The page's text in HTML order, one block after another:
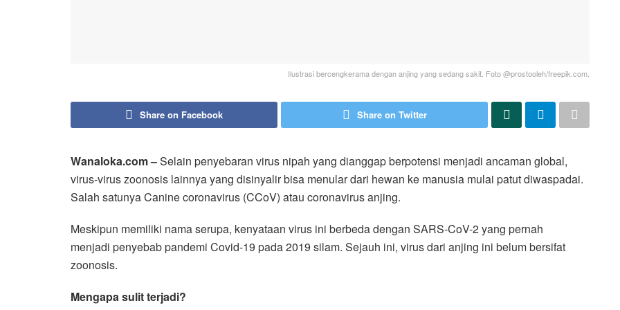
Ilustrasi bercengkerama dengan anjing yang sedang sakit. Foto @prostooleh/freepik.com.
Share on Facebook Share on Twitter
Wanaloka.com –Selain penyebaran virus nipah yang dianggap berpotensi menjadi ancaman global,
virus-virus zoonosis lainnya yang disinyalir bisa menular dari hewan ke manusia mulai patut diwaspadai.
Salah satunya Canine coronavirus (CCoV) atau coronavirus anjing.
Meskipun memiliki nama serupa, kenyataan virus ini berbeda dengan SARS-CoV-2 yang pernah
menjadi penyebab pandemi Covid-19 pada 2019 silam. Sejauh ini, virus dari anjing ini belum bersifat
zoonosis.
Mengapa sulit terjadi?